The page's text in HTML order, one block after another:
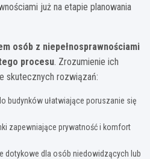
już na etapie planowania
osób z niepełnosprawnościami
procesu. Zrozumienie ich
skutecznych rozwiązań:
budynków ułatwiające poruszanie się
zapewniające prywatność i komfort
dotykowe dla osób niedowidzących lub